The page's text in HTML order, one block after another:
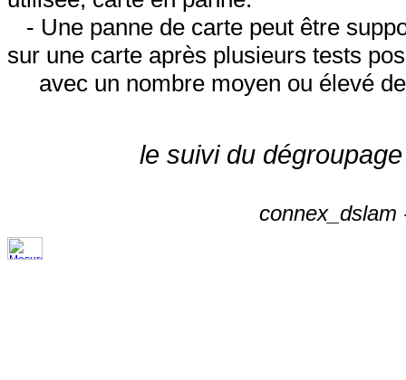
- Une panne de carte peut être
sur une carte après plusieurs tests
avec un nombre moyen ou élevé
le suivi du
connex_dslam